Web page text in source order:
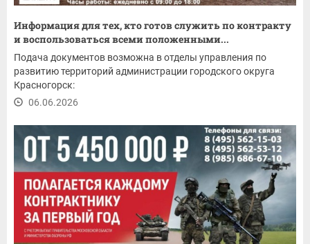
Информация для тех, кто готов служить по контракту
и воспользоваться всеми положенными...
Подача документов возможна в отделы управления по
развитию территорий администрации городского округа
Красногорск:
06.06.2026